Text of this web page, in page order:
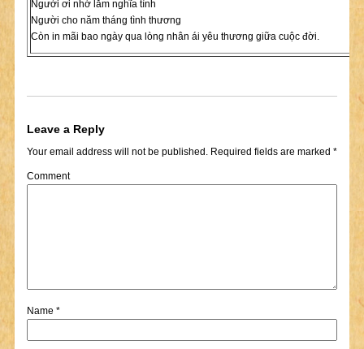
Người ơi nhớ lắm nghĩa tình
Người cho năm tháng tình thương
Còn in mãi bao ngày qua lòng nhân ái yêu thương giữa cuộc đời.
Leave a Reply
Your email address will not be published.Required fields are marked *
Comment
Name *